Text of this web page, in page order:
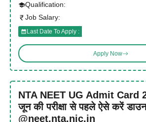
Qualification:
Job Salary:
Last Date To Apply :
Apply Now
NTA NEET UG Admit Card
जून की परीक्षा से पहले ऐसे करें
@neet.nta.nic.in